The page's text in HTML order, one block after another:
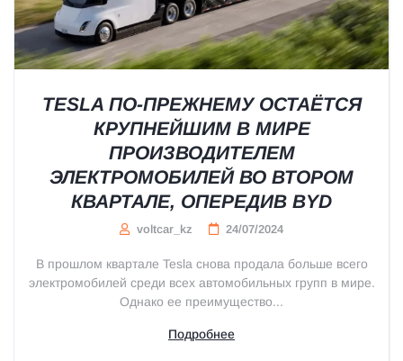
TESLA ПО-ПРЕЖНЕМУ ОСТАЁТСЯ
КРУПНЕЙШИМ В МИРЕ
ПРОИЗВОДИТЕЛЕМ
ЭЛЕКТРОМОБИЛЕЙ ВО ВТОРОМ
КВАРТАЛЕ, ОПЕРЕДИВ BYD
voltcar_kz 24/07/2024
В прошлом квартале Tesla снова продала больше всего
электромобилей среди всех автомобильных групп в мире.
Однако ее преимущество...
Подробнее